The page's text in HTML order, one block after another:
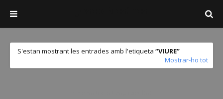
S'estan mostrant les entrades amb l'etiqueta VIURE
Mostrar-ho tot